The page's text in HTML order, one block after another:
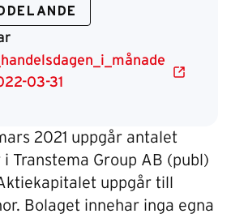
03-31
2021 uppgår antalet
Transtema Group AB (publ)
uppgår till
Bolaget innehar inga egna